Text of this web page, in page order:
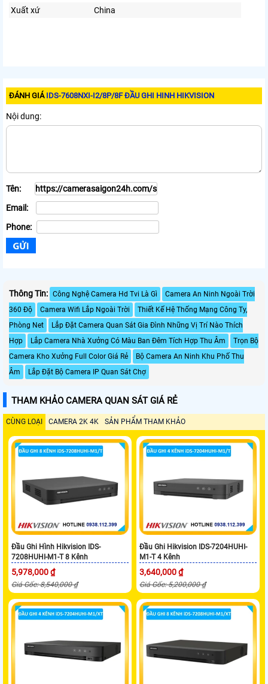
Xuất xứ
China
ĐÁNH GIÁ IDS-7608NXI-I2/8P/8F ĐẦU GHI HINH HIKVISION
Nội dung:
Tên:
Email:
Phone:
Thông Tin: Công Nghệ Camera Hd Tvi Là Gì
Camera An Ninh Ngoài Trời
360 Độ
Camera Wifi Lắp Ngoài Trời
Thiết Kế Hệ Thống Mạng Công Ty,
Phòng Net
Lắp Đặt Camera Quan Sát Gia Đình Những Vị Trí Nào Thích
Hợp
Lắp Camera Nhà Xưởng Có Màu Ban Đêm Tích Hợp Thu Âm
Trọn Bộ
Camera Kho Xưởng Full Color Giá Rẻ
Bộ Camera An Ninh Khu Phố Thu
Âm
Lắp Đặt Bộ Camera IP Quan Sát Chợ
THAM KHẢO CAMERA QUAN SÁT GIÁ RẺ
CÙNG LOẠI CAMERA 2K 4K SẢN PHẨM THAM KHẢO
Đầu Ghi Hình Hikvision IDS-
7208HUHI-M1-T 8 Kênh
5,978,000 ₫
Giá Gốc: 8,540,000 ₫
Đầu Ghi Hikvision IDS-7204HUHI-
M1-T 4 Kênh
3,640,000 ₫
Giá Gốc: 5,200,000 ₫